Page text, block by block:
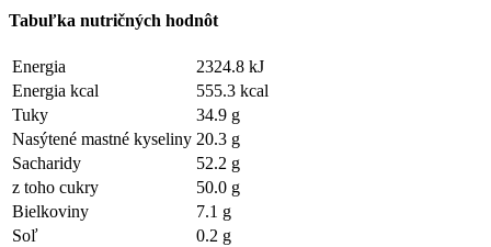
Tabuľka nutričných hodnôt
Energia
2324.8 kJ
Energia kcal
555.3 kcal
Tuky
34.9 g
Nasýtené mastné kyseliny 20.3 g
Sacharidy
52.2 g
z toho cukry
50.0 g
Bielkoviny
7.1 g
Soľ
0.2 g